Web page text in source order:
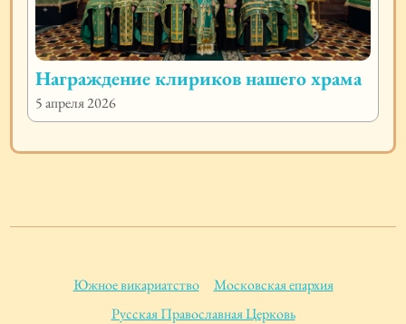
Награждение клириков нашего храма
5 апреля 2026
Южное викариатство
Московская епархия
Русская Православная Церковь